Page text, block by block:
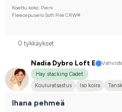
Koettu koko: Pieni
Fleecepusero Soft Pile CRW®
0 tykkäykset
Nadia Dybro Loft E
Hay stacking Cadet
Kouluratsastus
Iso koira
Ihana pehmeä